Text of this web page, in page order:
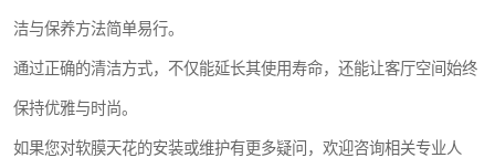
洁与保养方法简单易行。
通过正确的清洁方式，不仅能延长其使用寿命，还能让客厅空间始终
保持优雅与时尚。
如果您对软膜天花的安装或维护有更多疑问，欢迎咨询相关专业人